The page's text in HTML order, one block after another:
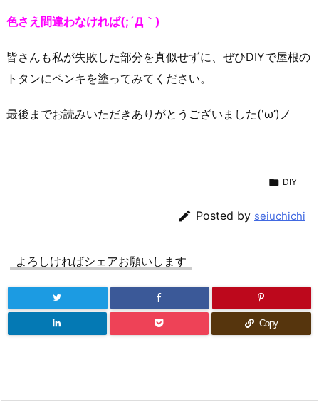
色さえ間違わなければ(;´Д｀)
皆さんも私が失敗した部分を真似せずに、ぜひDIYで屋根の
トタンにペンキを塗ってみてください。
最後までお読みいただきありがとうございました('ω’)ノ
 DIY
 Posted by seiuchichi
よろしければシェアお願いします
Copy